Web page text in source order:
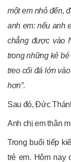
một em nhỏ đến,
anh em: nếu anh
chẳng được vào
trong những kẻ
treo cối đá lớn
hơn”.
Sau đó, Đức
Anh chị em thân
Trong buổi tiếp
trẻ em. Hôm nay